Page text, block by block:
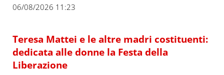
06/08/2026 11:23
Teresa Mattei e le altre madri costituenti:
dedicata alle donne la Festa della
Liberazione